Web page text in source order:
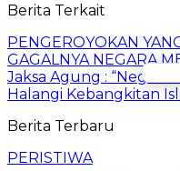
Berita Terkait
PENGEROYOKAN
GAGALNYA NEGARA
Jaksa Agung : “Negara
Halangi Kebangkitan
Berita Terbaru
PERISTIWA